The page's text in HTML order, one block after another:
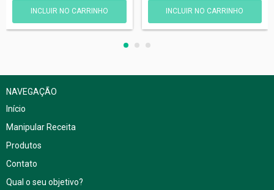
INCLUIR NO CARRINHO INCLUIR NO CARRINHO
NAVEGAÇÃO
Início
Manipular Receita
Produtos
Contato
Qual o seu objetivo?